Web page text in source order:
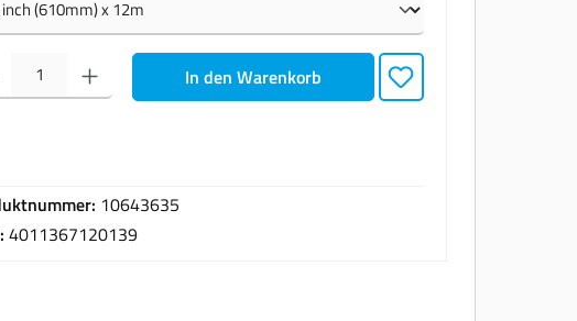
Anzahl: Gib den gewünschten Wert ein oder benutze die Schaltflächen um die Anzahl zu erhöhen oder
In den Warenkorb
10643635
4011367120139